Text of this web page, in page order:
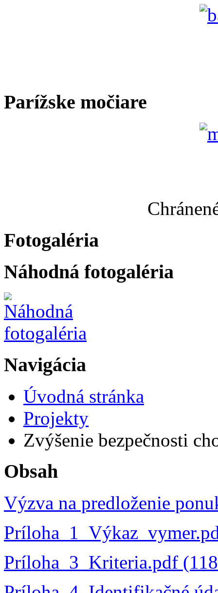
Parížske močiare
Fotogaléria
Náhodná fotogaléria
Navigácia
Úvodná stránka
Projekty
Zvýšenie bezpečnosti
Obsah
Výzva na predloženie
Príloha_3_Kriteria.pdf